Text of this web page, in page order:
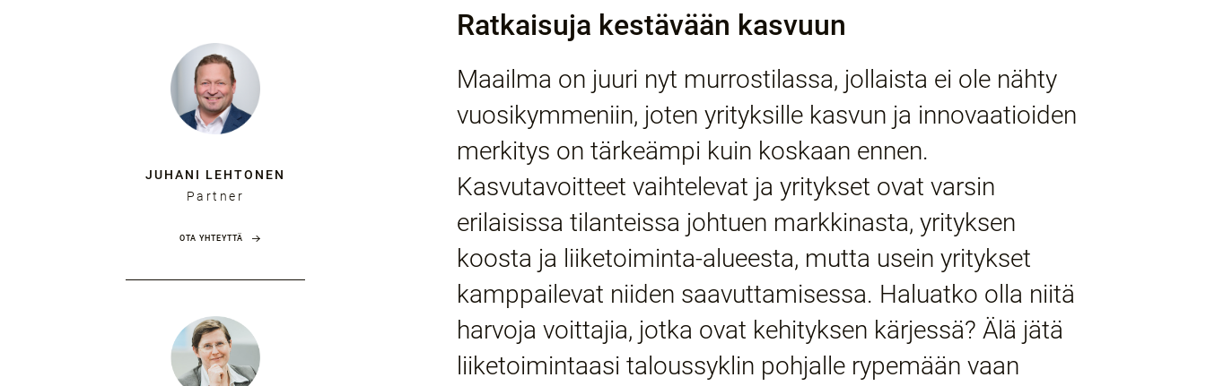
JUHANI LEHTONEN
Partner
OTA YHTEYTTÄ
Ratkaisuja kestävään kasvuun
Maailma on juuri nyt murrostilassa, jollaista ei ole nähty
vuosikymmeniin, joten yrityksille kasvun ja innovaatioiden
merkitys on tärkeämpi kuin koskaan ennen.
Kasvutavoitteet vaihtelevat ja yritykset ovat varsin
erilaisissa tilanteissa johtuen markkinasta, yrityksen
koosta ja liiketoiminta-alueesta, mutta usein yritykset
kamppailevat niiden saavuttamisessa. Haluatko olla niitä
harvoja voittajia, jotka ovat kehityksen kärjessä? Älä jätä
liiketoimintaasi taloussyklin pohjalle rypemään vaan